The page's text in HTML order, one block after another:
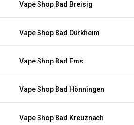
Vape Shop Bad Breisig
Vape Shop Bad Dürkheim
Vape Shop Bad Ems
Vape Shop Bad Hönningen
Vape Shop Bad Kreuznach